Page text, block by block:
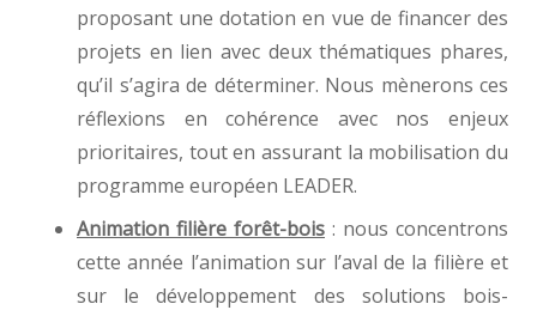
proposant une dotation en vue de financer des
projets en lien avec deux thématiques phares,
qu’il s’agira de déterminer. Nous mènerons ces
réflexions en cohérence avec nos enjeux
prioritaires, tout en assurant la mobilisation du
programme européen LEADER.
Animation filière forêt-bois : nous concentrons
cette année l’animation sur l’aval de la filière et
sur le développement des solutions bois-